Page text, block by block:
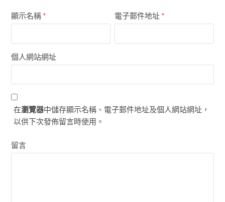
顯示名稱* 電子郵件地址*
個人網站網址
在瀏覽器中儲存顯示名稱、電子郵件地址及個人網站網址，
以供下次發佈留言時使用。
留言